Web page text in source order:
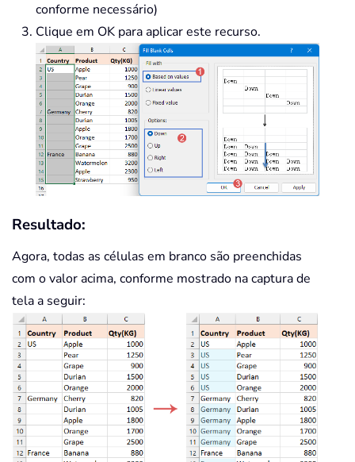
conforme necessário)
Clique em OK para aplicar este recurso.
Resultado:
Agora, todas as células em branco são preenchidas
com o valor acima, conforme mostrado na captura de
tela a seguir: